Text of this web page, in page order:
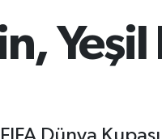
Yeşil